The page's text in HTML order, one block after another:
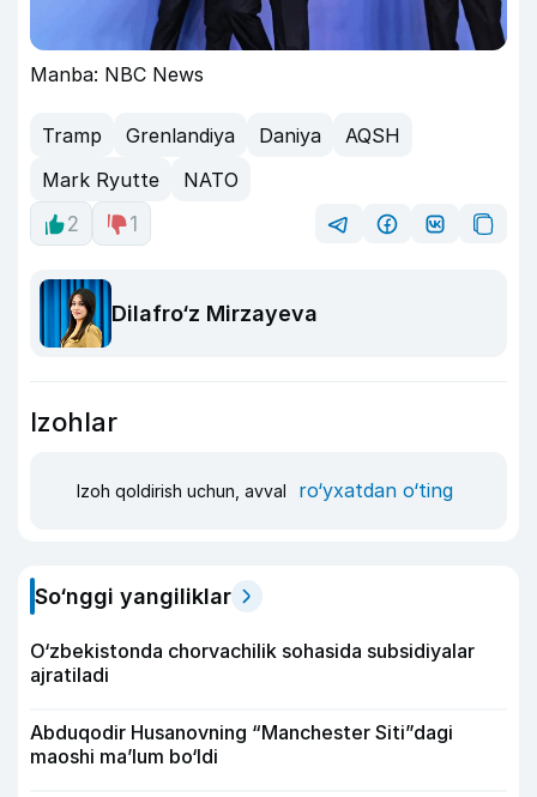
Manba: NBC News
Tramp Grenlandiya Daniya
AQSH
Mark Ryutte
NATO
2
1
Dilafro‘z Mirzayeva
Izohlar
Izoh qoldirish uchun, avval ro‘yxatdan o‘ting
So‘nggi yangiliklar
O‘zbekistonda chorvachilik sohasida subsidiyalar
ajratiladi
Abduqodir Husanovning “Manchester Siti”dagi
maoshi ma’lum bo‘ldi